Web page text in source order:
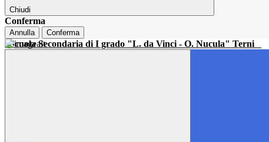
Chiudi
Conferma
Annulla Conferma
Scuola Secondaria di I grado "L. da Vinci - O. Nucula" Terni